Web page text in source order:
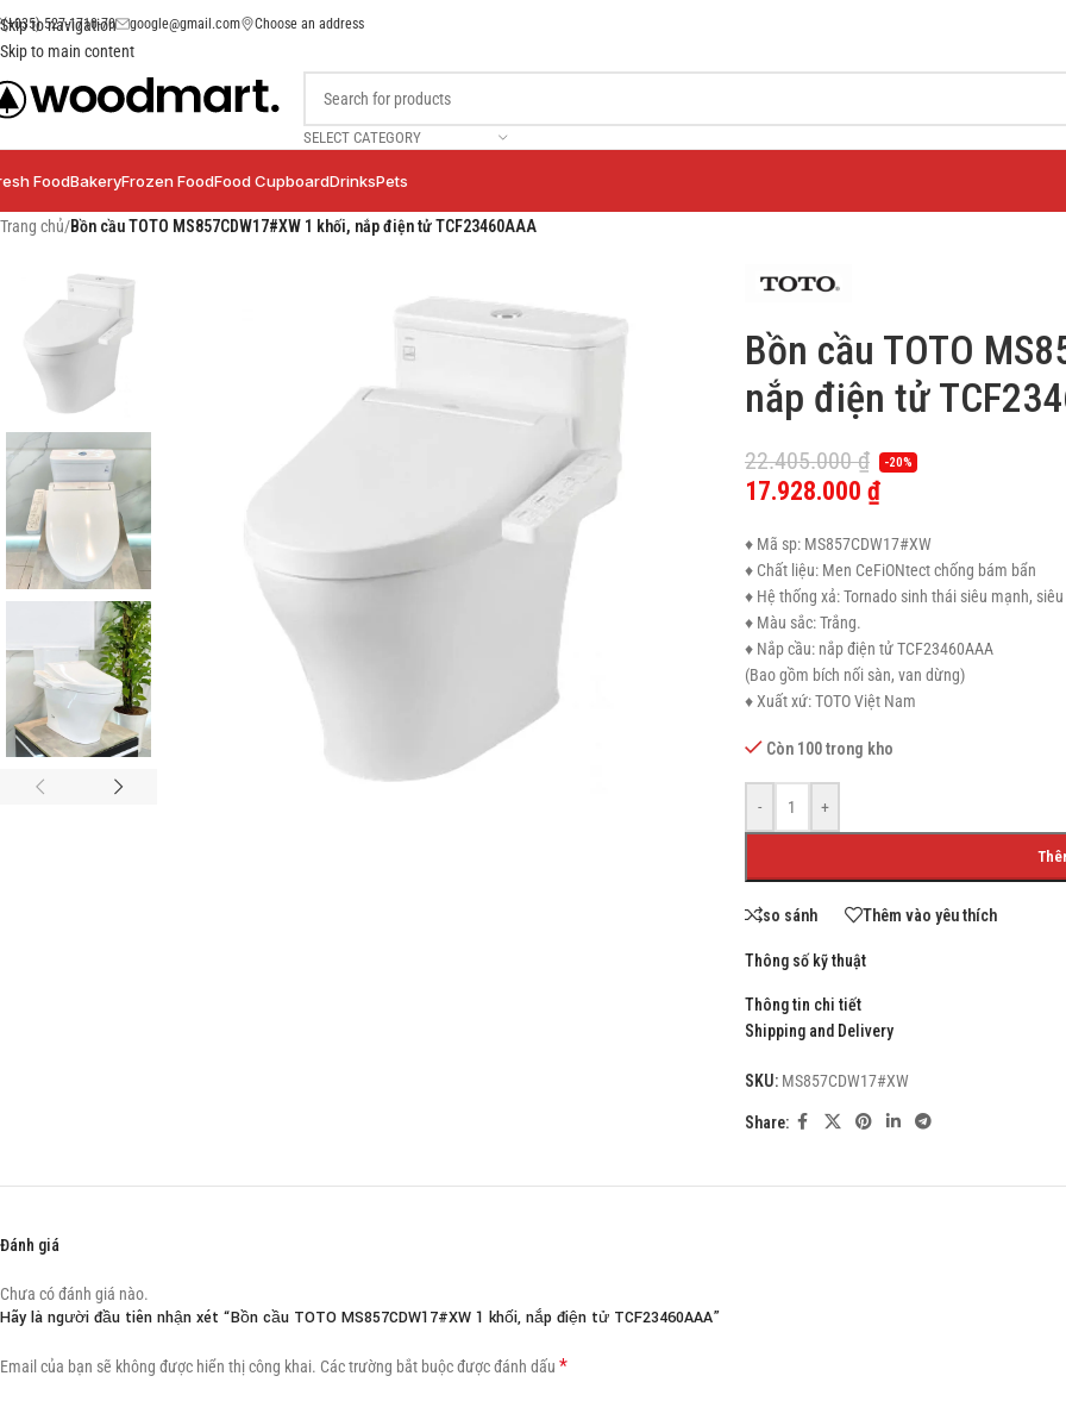
Skip to navigation
Skip to main content
(+035) 527-1710-70 google@gmail.com Choose an address
SELECT CATEGORY
FoodBakeryFrozen FoodFood CupboardDrinksPets
SHOP LAYOUTS
Filters area
AJAX Shop
Hidden sidebar
HOT
Header overlap
Trang chủ/Bồn cầu TOTO MS857CDW17#XW 1 khối, nắp điện tử TCF23460AAA
Bồn cầu TOTO
nắp điện tử
22.405.000₫ -20%
17.928.000 ₫
♦ Mã sp: MS857CDW17#XW
♦ Chất liệu: Men CeFiONtect chống bám bẩn
♦ Hệ thống xả: Tornado sinh thái siêu mạnh,
♦ Màu sắc: Trắng.
♦ Nắp cầu: nắp điện tử TCF23460AAA
(Bao gồm bích nối sàn, van dừng)
♦ Xuất xứ: TOTO Việt Nam
Còn 100 trong kho
- +
so sánh Thêm vào yêu thích
Thông số kỹ thuật
Thông tin chi tiết
Shipping and Delivery
SKU: MS857CDW17#XW
Share:
Đánh giá
Chưa có đánh giá nào.
Hãy là người đầu tiên nhận xét “Bồn cầu TOTO MS857CDW17#XW 1 khối, nắp điện tử TCF23460AAA”
Email của bạn sẽ không được hiển thị công khai. Các trường bắt buộc được đánh dấu *